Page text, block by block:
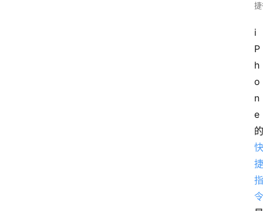
i
P
h
o
n
e
的
快
捷
指
令